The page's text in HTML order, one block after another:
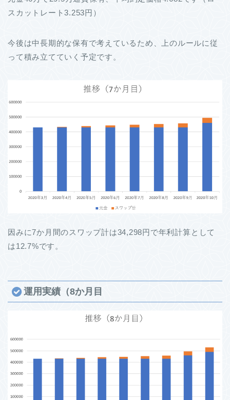
スカットレート3.253円）
今後は中長期的な保有で考えているため、上のルールに従
って積み立てていく予定です。
因みに7か月間のスワップ計は34,298円で年利計算として
は12.7%です。
運用実績（8か月目